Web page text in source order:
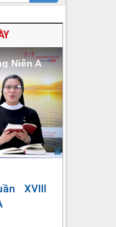
Niên A
XVIII